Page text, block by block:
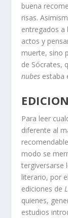
buena
risas.
entregados a
actos y
muerte, sino
de Sócrates,
nubes estaba
Para leer
diferente al
modo se
tergiversarse
literario, por
ediciones de
quienes,
estudios